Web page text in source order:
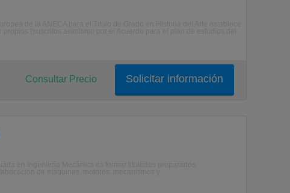
Solicitar información
Consultar Precio